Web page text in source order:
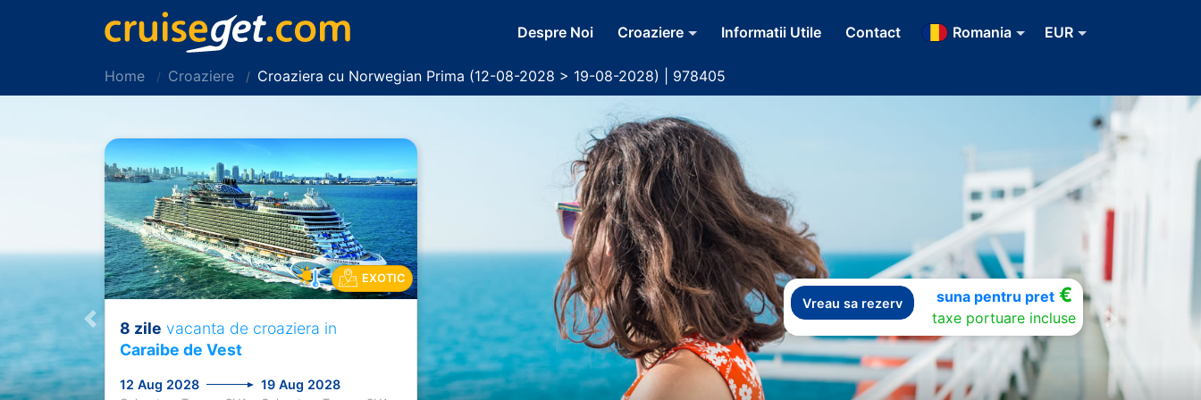
Despre Noi Croaziere Informatii Utile Contact Romania EUR
Home Croaziere Croaziera cu Norwegian Prima (12-08-2028 > 19-08-2028) | 978405
Vreau sa rezerv suna pentru pret€
taxe portuare incluse
Previous Next
EXOTIC
8 zile vacanta de croaziera in
Caraibe de Vest
12 Aug 2028 19 Aug 2028